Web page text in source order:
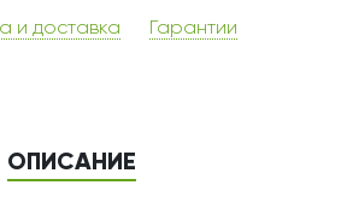
и доставка
Гарантии
ОПИСАНИЕ